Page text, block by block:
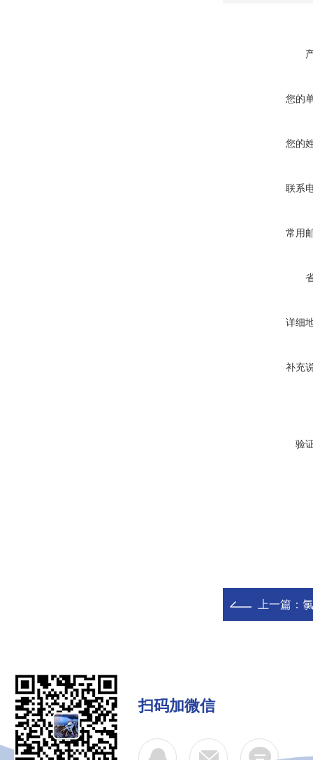
您的
您的
联系
常用
详细
补充
验
上一篇：
扫码加微信